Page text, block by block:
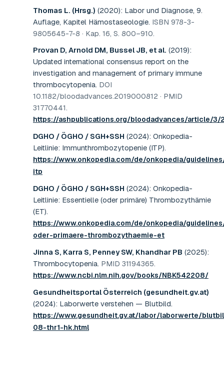
Thomas L. (Hrsg.) (2020): Labor und Diagnose, 9.
Auflage, Kapitel Hämostaseologie. ISBN 978-3-
9805645-7-8 · Kap. 16, S. 800–910.
Provan D, Arnold DM, Bussel JB, et al. (2019):
Updated international consensus report on the
investigation and management of primary immune
thrombocytopenia. DOI
10.1182/bloodadvances.2019000812 · PMID
31770441.
https://ashpublications.org/bloodadvances/article/
DGHO / ÖGHO / SGH+SSH (2024): Onkopedia-
Leitlinie: Immunthrombozytopenie (ITP).
https://www.onkopedia.com/de/onkopedia/
itp
DGHO / ÖGHO / SGH+SSH (2024): Onkopedia-
Leitlinie: Essentielle (oder primäre) Thrombozythämie
(ET).
https://www.onkopedia.com/de/onkopedia/
oder-primaere-thrombozythaemie-et
Jinna S, Karra S, Penney SW, Khandhar PB (2025):
Thrombocytopenia. PMID 31194365.
https://www.ncbi.nlm.nih.gov/books/NBK542208/
Gesundheitsportal Österreich (gesundheit.gv.at)
(2024): Laborwerte verstehen — Blutbild.
https://www.gesundheit.gv.at/labor/laborwerte/
08-thr1-hk.html